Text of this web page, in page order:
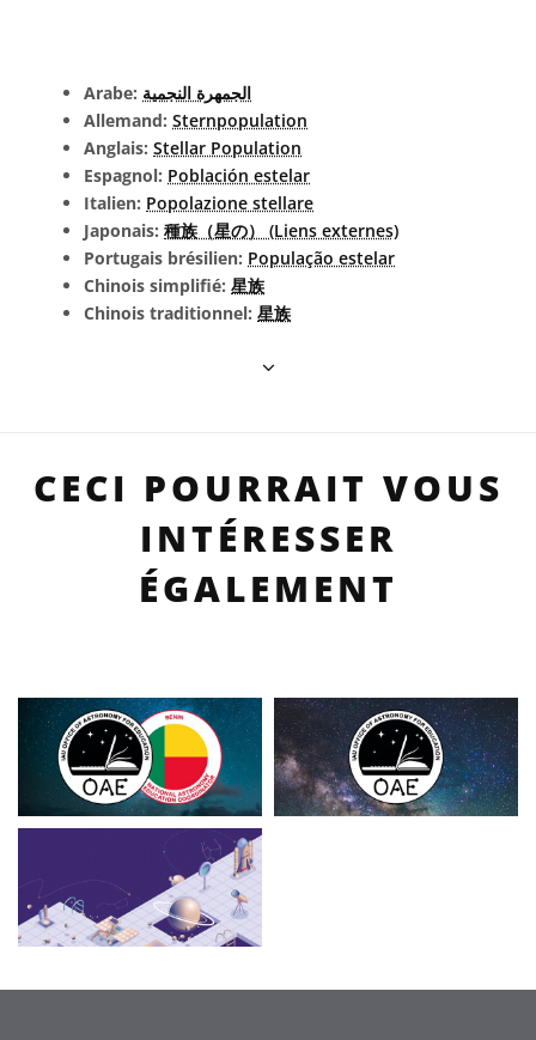
Arabe: الجمهرة النجمية
Allemand: Sternpopulation
Anglais: Stellar Population
Espagnol: Población estelar
Italien: Popolazione stellare
Japonais: 種族（星の） (Liens externes)
Portugais brésilien: População estelar
Chinois simplifié: 星族
Chinois traditionnel: 星族
CECI POURRAIT VOUS
INTÉRESSER
ÉGALEMENT